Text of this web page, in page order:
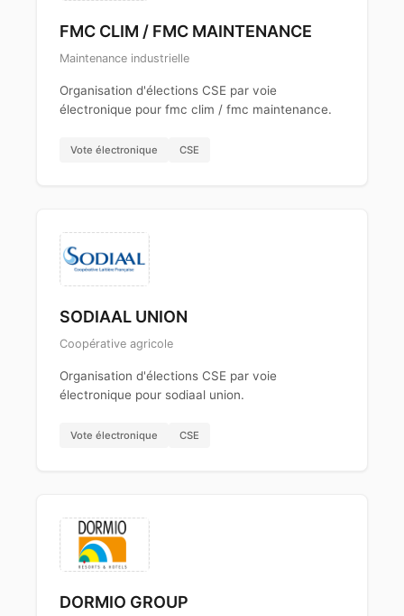
FMC CLIM / FMC MAINTENANCE
Maintenance industrielle
Organisation d'élections CSE par voie
électronique pour fmc clim / fmc maintenance.
Vote électronique CSE
SODIAAL UNION
Coopérative agricole
Organisation d'élections CSE par voie
électronique pour sodiaal union.
Vote électronique CSE
DORMIO GROUP